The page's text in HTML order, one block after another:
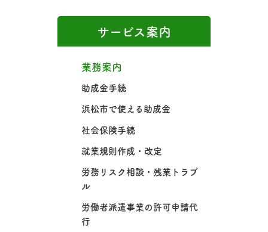
サービス案内
業務案内
助成金手続
浜松市で使える助成金
社会保険手続
就業規則作成・改定
労務リスク相談・残業トラブ
ル
労働者派遣事業の許可申請代
行